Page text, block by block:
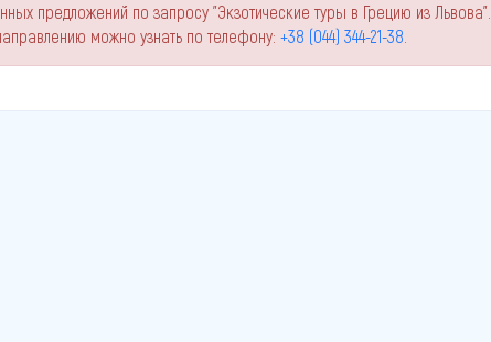
предложений по запросу "Экзотические туры в Грецию из Львова".
можно узнать по телефону: +38 (044) 344-21-38